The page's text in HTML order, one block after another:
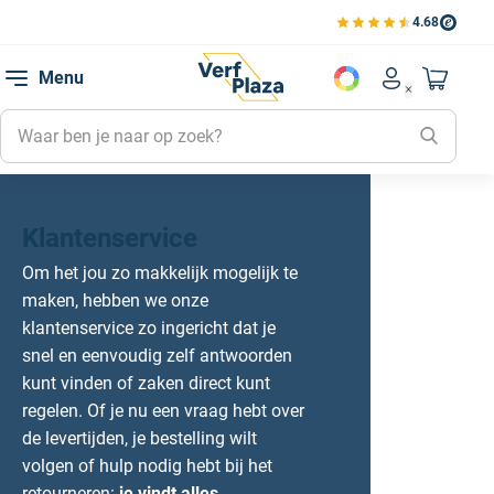
4.68
Bekijk de verfplaza
Menu
Account
Mijn
Mijn
Mijn
Naar
Klantenservice
Om het jou zo makkelijk mogelijk te
maken, hebben we onze
klantenservice zo ingericht dat je
snel en eenvoudig zelf antwoorden
kunt vinden of zaken direct kunt
regelen. Of je nu een vraag hebt over
de levertijden, je bestelling wilt
volgen of hulp nodig hebt bij het